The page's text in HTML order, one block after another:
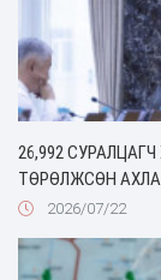
26,992
ТӨРӨЛЖСӨН
2026/07/22